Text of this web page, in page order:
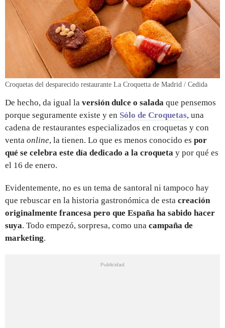
Croquetas del desparecido restaurante La Croquetta de Madrid / Cedida
De hecho, da igual la versión dulce o salada que pensemos
porque seguramente existe y en Sólo de Croquetas, una
cadena de restaurantes especializados en croquetas y con
venta online, la tienen. Lo que es menos conocido es por
qué se celebra este día dedicado a la croqueta y por qué es
el 16 de enero.
Evidentemente, no es un tema de santoral ni tampoco hay
que rebuscar en la historia gastronómica de esta creación
originalmente francesa pero que España ha sabido hacer
suya. Todo empezó, sorpresa, como una campaña de
marketing.